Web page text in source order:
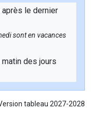
après le dernier
sont en vacances
des jours
tableau 2027-2028